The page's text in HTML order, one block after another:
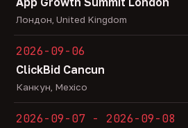
Лондон, United Kingdom
2026-09-06
ClickBid Cancun
Канкун, Mexico
2026-09-07 - 2026-09-08